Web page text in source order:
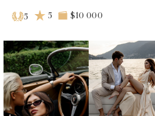
5 5 $10 000